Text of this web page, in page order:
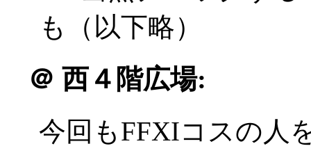
も（以下略）
＠ 西４階広場:
今回もFFXIコスの人